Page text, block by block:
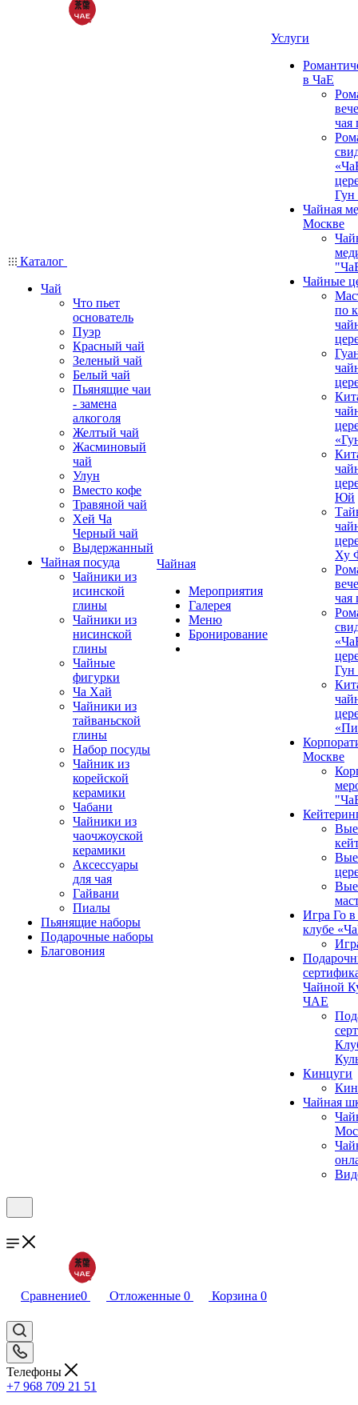
Каталог
Чай
Что пьет
основатель
Пуэр
Красный чай
Зеленый чай
Белый чай
Пьянящие чаи
- замена
алкоголя
Желтый чай
Жасминовый
чай
Улун
Вместо кофе
Травяной чай
Хей Ча
Черный чай
Выдержанный
Чайная посуда
Чайники из
исинской
глины
Чайники из
нисинской
глины
Чайные
фигурки
Ча Хай
Чайники из
тайваньской
глины
Набор посуды
Чайник из
корейской
керамики
Чабани
Чайники из
чаочжоуской
керамики
Аксессуары
для чая
Гайвани
Пиалы
Пьянящие наборы
Подарочные наборы
Благовония
Чайная
Мероприятия
Галерея
Меню
Бронирование
Услуги
в ЧаЕ
Чайная
Москве
Чайные
по
Юй
Ху
Москве
Игра Го
клубе
Чайной
ЧАЕ
Кинцуги
Чайная
Сравнение0 Отложенные 0 Корзина 0
Телефоны
+7 968 709 21 51